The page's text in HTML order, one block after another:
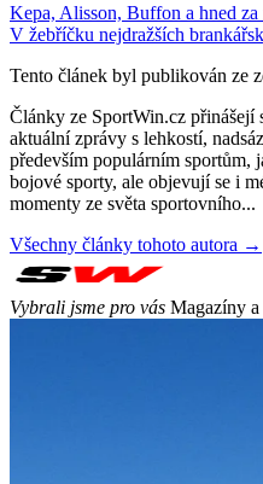
Kepa, Alisson, Buffon a hned
V žebříčku nejdražších
Tento článek byl publikován ze
Články ze SportWin.cz
aktuální zprávy s lehkostí,
především populárním sportům,
bojové sporty, ale objevují se i
momenty ze světa sportovního...
Všechny články tohoto autora →
Vybrali jsme pro vás Magazíny